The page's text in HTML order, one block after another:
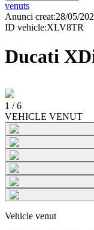
venuts
Anunci creat:28/05/
ID vehicle:XLV8TR
Ducati
1 /6
VEHICLE VENUT
Vehicle venut